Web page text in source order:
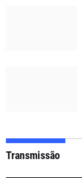
Transmissão